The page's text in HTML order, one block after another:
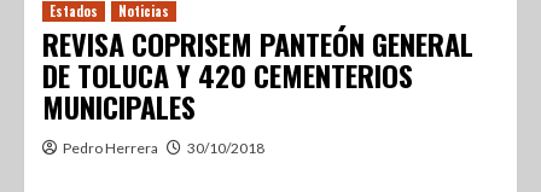
Estados Noticias
REVISA COPRISEM PANTEÓN GENERAL
DE TOLUCA Y 420 CEMENTERIOS
MUNICIPALES
Pedro Herrera 30/10/2018